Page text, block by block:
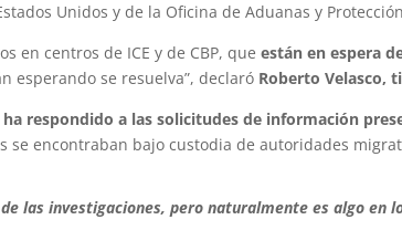
Unidos y de la Oficina de Aduanas y
en centros de ICE y de CBP, que están en espera
esperando se resuelva”, declaró Roberto Velasco,
ha respondido a las solicitudes de información
se encontraban bajo custodia de autoridades
las investigaciones, pero naturalmente es algo en